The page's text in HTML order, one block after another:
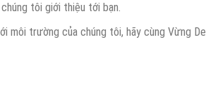
tôi giới thiệu tới bạn.
môi trường của chúng tôi, hãy cùng Vừng